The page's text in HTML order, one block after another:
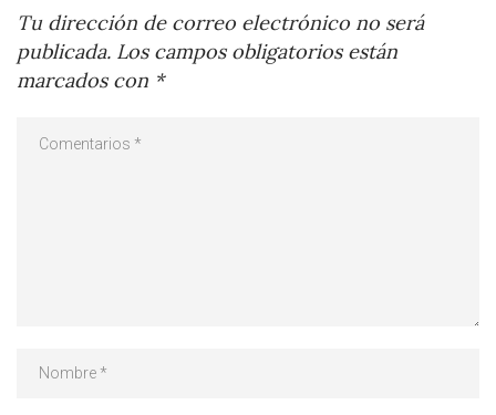
Tu dirección de correo electrónico no será
publicada. Los campos obligatorios están
marcados con *